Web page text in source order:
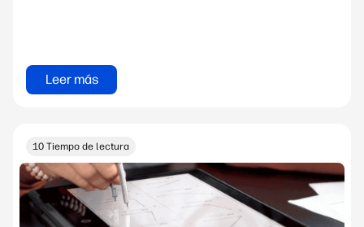
Leer más
10 Tiempo de lectura